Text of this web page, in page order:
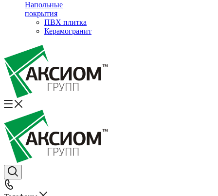
Напольные
покрытия
ПВХ плитка
Керамогранит